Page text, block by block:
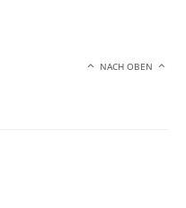
NACH OBEN